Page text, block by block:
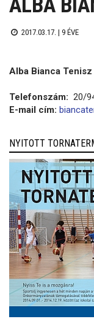
ALBA
2017.03.17. | 9 ÉVE
Alba Bianca Tenisz
Telefonszám: 20/
E-mail cím:
NYITOTT